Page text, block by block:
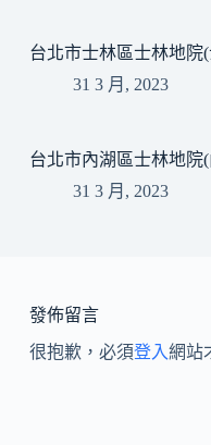
台北市士林區士林地院
31 3 月, 2023
台北市內湖區士林地院
31 3 月, 2023
發佈留言
很抱歉，必須登入網站